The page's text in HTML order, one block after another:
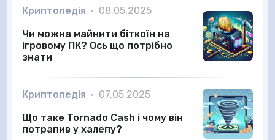
Криптопедія • 08.05.2025
Чи можна майнити біткоїн на
ігровому ПК? Ось що потрібно
знати
Криптопедія • 07.05.2025
Що таке Tornado Cash і чому він
потрапив у халепу?